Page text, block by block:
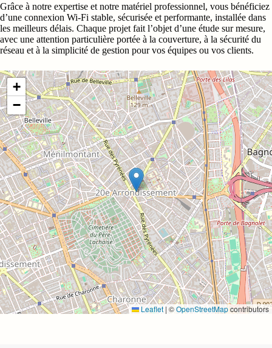
Grâce à notre expertise et notre matériel professionnel, vous bénéficiez
d’une connexion Wi‑Fi stable, sécurisée et performante, installée dans
les meilleurs délais. Chaque projet fait l’objet d’une étude sur mesure,
avec une attention particulière portée à la couverture, à la sécurité du
réseau et à la simplicité de gestion pour vos équipes ou vos clients.
+
−
Leaflet | ©OpenStreetMapcontributors